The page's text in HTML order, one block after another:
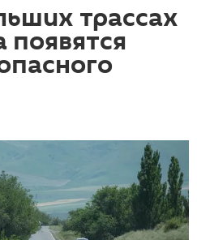
трассах
появятся